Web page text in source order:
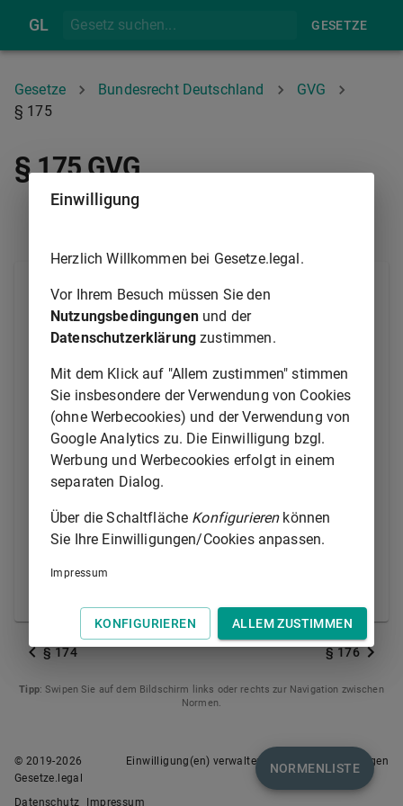
GL GESETZE
Gesetze Bundesrecht Deutschland
GVG
§ 175
§ 175 GVG
(1) Der Zutritt zu öffentlichen Verhandlungen kann
unerwachsenen und solchen Personen versagt
werden, die in einer der Würde des Gerichts nicht
entsprechenden Weise erscheinen.
(2) Zu nicht öffentlichen Verhandlungen kann der
Zutritt einzelnen Personen vom Gericht gestattet
werden. In Strafsachen soll dem Verletzten der Zutritt
gestattet werden. Einer Anhörung der Beteiligten
bedarf es nicht.
(3) Die Ausschließung der Öffentlichkeit steht der
Anwesenheit der die Dienstaufsicht führenden
Beamten der Justizverwaltung bei den
Verhandlungen vor dem erkennenden Gericht nicht
§ 174 § 176
Tipp: Swipen Sie auf dem Bildschirm links oder rechts zur Navigation zwischen
Normen.
NORMENLISTE
© 2019-2026
Gesetze.legal
Einwilligung(en) verwalten Nutzungsbedingungen
Datenschutz Impressum
Einwilligung
Herzlich Willkommen bei Gesetze.legal.
Vor Ihrem Besuch müssen Sie den
Nutzungsbedingungenund der
Datenschutzerklärung zustimmen.
Mit dem Klick auf "Allem zustimmen" stimmen
Sie insbesondere der Verwendung von Cookies
(ohne Werbecookies) und der Verwendung von
Google Analytics zu. Die Einwilligung bzgl.
Werbung und Werbecookies erfolgt in einem
separaten Dialog.
Über die Schaltfläche Konfigurierenkönnen
Sie Ihre Einwilligungen/Cookies anpassen.
Impressum
KONFIGURIEREN ALLEM ZUSTIMMEN